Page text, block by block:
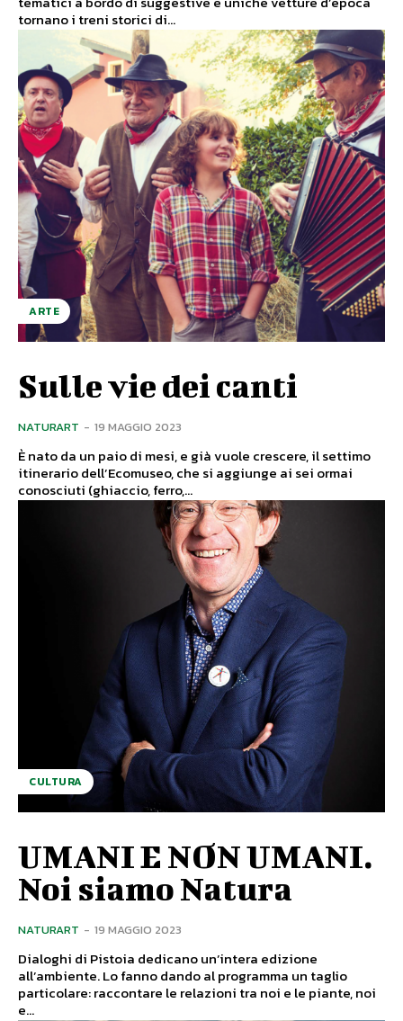
tornano i treni storici di...
ARTE
Sulle vie dei canti
NATURART - 19 MAGGIO 2023
È nato da un paio di mesi, e già vuole crescere, il settimo
itinerario dell’Ecomuseo, che si aggiunge ai sei ormai
conosciuti (ghiaccio, ferro,...
CULTURA
UMANI E NON UMANI.
Noi siamo Natura
NATURART - 19 MAGGIO 2023
Dialoghi di Pistoia dedicano un’intera edizione
all’ambiente. Lo fanno dando al programma un taglio
particolare: raccontare le relazioni tra noi e le piante, noi
e...